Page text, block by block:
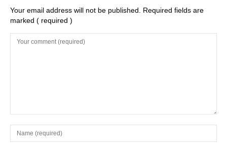
Structurile
Gobelki Tepe din
Your email address will not be published. Required fields are
marked ( required )